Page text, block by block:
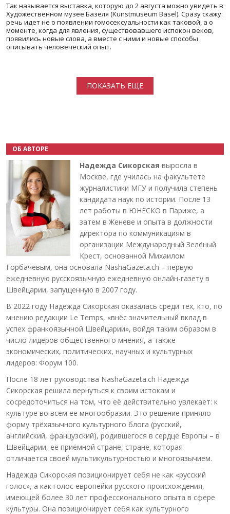
Так называется выставка, которую до 2 августа можно увидеть в
Художественном музее Базеля (Kunstmuseum Basel). Сразу скажу:
речь идет не о появлении гомосексуальности как таковой, а о
моменте, когда для явления, существовавшего испокон веков,
появились новые слова, а вместе с ними и новые способы
описывать человеческий опыт.
ПОКАЗАТЬ ЕЩЕ
ОБ АВТОРЕ
Надежда Сикорская выросла в
Москве, где училась на факультете
журналистики МГУ и получила степень
кандидата наук по истории. После 13
лет работы в ЮНЕСКО в Париже, а
затем в Женеве и опыта в должности
директора по коммуникациям в
организации Международный Зелёный
Крест, основанной Михаилом
Горбачёвым, она основала NashaGazeta.ch – первую
ежедневную русскоязычную ежедневную онлайн-газету в
Швейцарии, запущенную в 2007 году.
В 2022 году Надежда Сикорская оказалась среди тех, кто, по
мнению редакции Le Temps, «внёс значительный вклад в
успех франкоязычной Швейцарии», войдя таким образом в
число лидеров общественного мнения, а также
экономических, политических, научных и культурных
лидеров: Форум 100.
После 18 лет руководства NashaGazeta.ch Надежда
Сикорская решила вернуться к своим истокам и
сосредоточиться на том, что её действительно увлекает: к
культуре во всём её многообразии. Это решение приняло
форму трёхязычного культурного блога (русский,
английский, французский), родившегося в сердце Европы – в
Швейцарии, её приёмной стране, стране, которая
отличается своей мультикультурностью и многоязычием.
Надежда Сикорская позиционирует себя не как «русский
голос», а как голос европейки русского происхождения,
имеющей более 30 лет профессионального опыта в сфере
культуры. Она позиционирует себя как культурного